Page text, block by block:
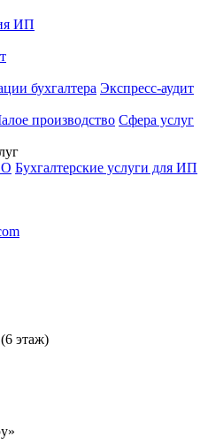
ИП
бухгалтера Экспресс-аудит
производство Сфера услуг
Бухгалтерские услуги для ИП
этаж)